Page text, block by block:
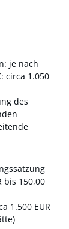
je nach
circa 1.050
des
bis 150,00
1.500 EUR